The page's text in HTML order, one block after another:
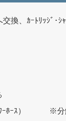
、ｶｰﾄﾘｯｼﾞ･ｼ
ｬﾜｰﾎｰｽ） ※分